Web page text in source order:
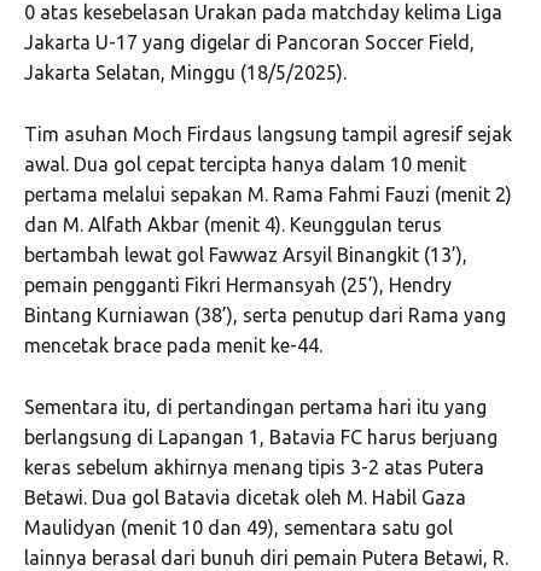
0 atas kesebelasan Urakan pada matchday kelima Liga
Jakarta U-17 yang digelar di Pancoran Soccer Field,
Jakarta Selatan, Minggu (18/5/2025).
Tim asuhan Moch Firdaus langsung tampil agresif sejak
awal. Dua gol cepat tercipta hanya dalam 10 menit
pertama melalui sepakan M. Rama Fahmi Fauzi (menit 2)
dan M. Alfath Akbar (menit 4). Keunggulan terus
bertambah lewat gol Fawwaz Arsyil Binangkit (13’),
pemain pengganti Fikri Hermansyah (25’), Hendry
Bintang Kurniawan (38’), serta penutup dari Rama yang
mencetak brace pada menit ke-44.
Sementara itu, di pertandingan pertama hari itu yang
berlangsung di Lapangan 1, Batavia FC harus berjuang
keras sebelum akhirnya menang tipis 3-2 atas Putera
Betawi. Dua gol Batavia dicetak oleh M. Habil Gaza
Maulidyan (menit 10 dan 49), sementara satu gol
lainnya berasal dari bunuh diri pemain Putera Betawi, R.